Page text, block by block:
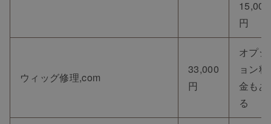
15,000
円
ウィッグ修理,com
33,000
円
オプシ
ョン料
金もあ
る